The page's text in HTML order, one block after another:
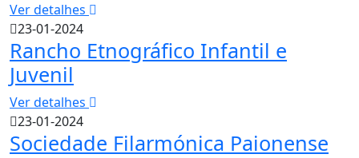
Ver detalhes
23-01-2024
Rancho Etnográfico Infantil e
Juvenil
Ver detalhes
23-01-2024
Sociedade Filarmónica Paionense